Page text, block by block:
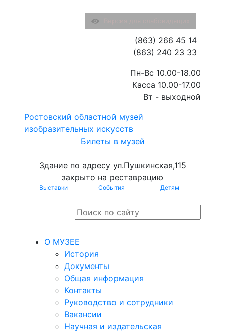
Ростовский областной музей
изобразительных искусств
Билеты в музей
Здание по адресу ул.Пушкинская,115
закрыто на реставрацию
Выставки События Детям
(863) 266 45 14
(863) 240 23 33
Пн-Вс 10.00-18.00
Касса 10.00-17.00
Вт - выходной
О МУЗЕЕ
История
Документы
Общая информация
Контакты
Руководство и сотрудники
Вакансии
Научная и издательская